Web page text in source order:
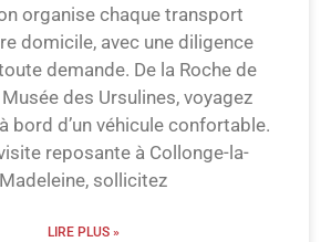
organise chaque transport
domicile, avec une diligence
demande. De la Roche de
des Ursulines, voyagez
bord d’un véhicule confortable.
reposante à Collonge-la-
Madeleine, sollicitez
LIRE PLUS »